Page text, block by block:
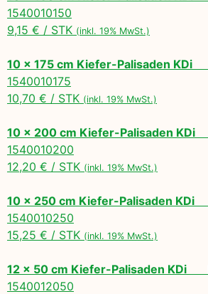
1540010150
9,15 € / STK (inkl. 19% MwSt.)
10 x 175 cm Kiefer-Palisaden KDi
1540010175
10,70 € / STK (inkl. 19% MwSt.)
10 x 200 cm Kiefer-Palisaden KDi
1540010200
12,20 € / STK (inkl. 19% MwSt.)
10 x 250 cm Kiefer-Palisaden KDi
1540010250
15,25 € / STK (inkl. 19% MwSt.)
12 x 50 cm Kiefer-Palisaden KDi
1540012050